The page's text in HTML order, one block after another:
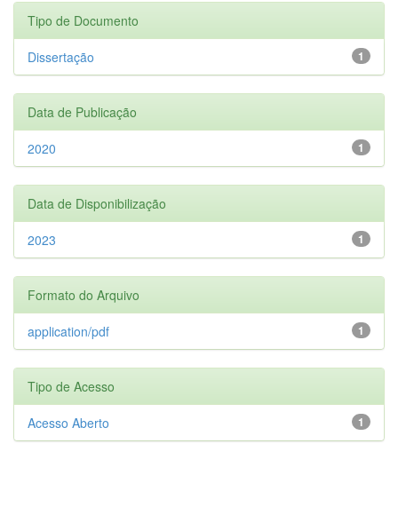
Tipo de Documento
1
Dissertação
Data de Publicação
1
2020
Data de Disponibilização
1
2023
Formato do Arquivo
1
application/pdf
Tipo de Acesso
1
Acesso Aberto